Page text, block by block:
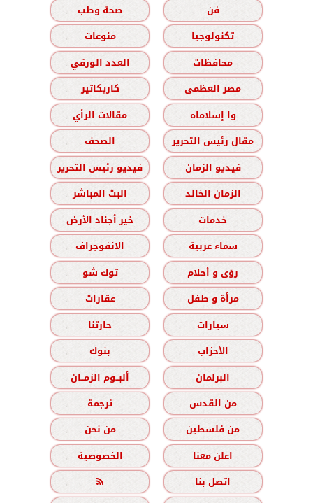
فن
صحة وطب
تكنولوجيا
منوعات
محافظات
العدد الورقي
مصر العظمى
كاريكاتير
وا إسلاماه
مقالات الرأي
مقال رئيس التحرير
الصحف
فيديو الزمان
فيديو رئيس التحرير
الزمان الخالد
البث المباشر
خدمات
خير أجناد الأرض
سماء عربية
الانفوجراف
رؤى و أحلام
توك شو
مرأة و طفل
عقارات
سيارات
حارتنا
الأحزاب
بنوك
البرلمان
ألبــوم الزمــان
من القدس
ترجمة
من فلسطين
من نحن
اعلن معنا
الخصوصية
اتصل بنا
